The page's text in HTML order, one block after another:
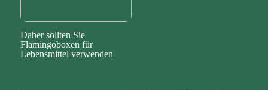
Daher sollten Sie
Flamingoboxen für
Lebensmittel verwenden